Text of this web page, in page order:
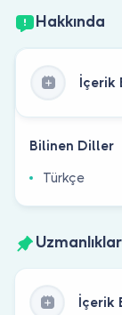
Hakkında
İçerik
Bilinen Diller
Türkçe
Uzmanlıklar
İçerik